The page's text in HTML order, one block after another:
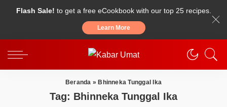
Flash Sale! to get a free eCookbook with our top 25 recipes.
Learn More
Beranda » Bhinneka Tunggal Ika
Tag: Bhinneka Tunggal Ika